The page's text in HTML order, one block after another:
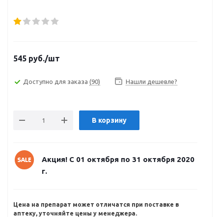
545 руб./шт
Доступно для заказа (90) Нашли дешевле?
В корзину
Акция! С 01 октября по 31 октября 2020
г.
Цена на препарат может отличатся при поставке в
аптеку, уточняйте цены у менеджера.